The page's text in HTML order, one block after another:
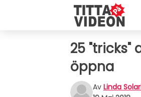
25 "tricks"
öppna
Av Linda